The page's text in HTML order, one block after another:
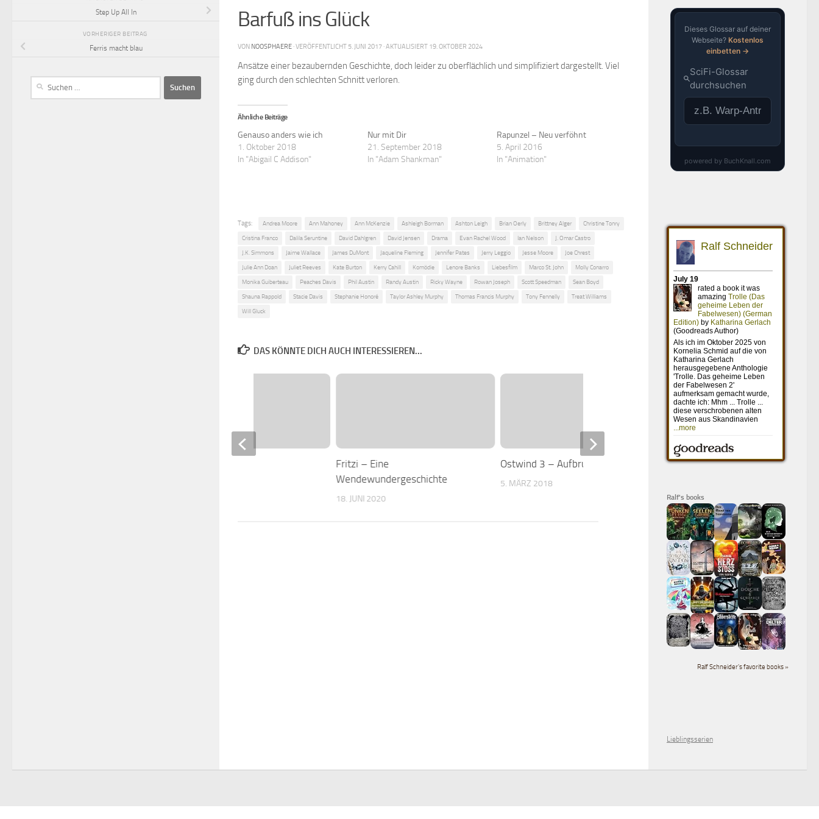
Barfuß ins Glück
VON NOOSPHAERE · VERÖFFENTLICHT 5. JUNI 2017 · AKTUALISIERT 19. OKTOBER 2024
Ansätze einer bezaubernden Geschichte, doch leider zu oberflächlich und simplifiziert dargestellt. Viel
ging durch den schlechten Schnitt verloren.
Ähnliche Beiträge
Genauso anders wie ich
1. Oktober 2018
In "Abigail C Addison"
Nur mit Dir
21. September 2018
In "Adam Shankman"
Rapunzel – Neu verföhnt
5. April 2016
In "Animation"
Tags: Andrea Moore Ann Mahoney Ann McKenzie Ashleigh Borman Ashton Leigh Brian Oerly Brittney Alger Christine Tonry
Cristina Franco Dalila Seruntine David Dahlgren David Jensen Drama Evan Rachel Wood Ian Nelson J. Omar Castro
J.K. Simmons Jaime Wallace James DuMont Jaqueline Fleming Jennifer Pates Jerry Leggio Jesse Moore Joe Chrest
Julie Ann Doan Juliet Reeves Kate Burton Kerry Cahill Komödie Lenore Banks Liebesfilm Marco St. John Molly Conarro
Monika Guiberteau Peaches Davis Phil Austin Randy Austin Ricky Wayne Rowan Joseph Scott Speedman Sean Boyd
Shauna Rappold Stacie Davis Stephanie Honoré Taylor Ashley Murphy Thomas Francis Murphy Tony Fennelly Treat Williams
Will Gluck
DAS KÖNNTE DICH AUCH INTERESSIEREN...
Fritzi – Eine
Wendewundergeschichte
18. JUNI 2020
Ostwind 3 – Aufbruch nach Ora
5. MÄRZ 2018
A Quiet Passion
Step Up All In
VORHERIGER BEITRAG
Ferris macht blau
Ralf's books
Ralf Schneider's favorite books »
Lieblingsserien